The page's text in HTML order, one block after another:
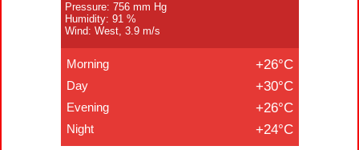
Pressure: 756 mm Hg
Humidity: 91 %
Wind: West, 3.9 m/s
Morning +26°C
Day +30°C
Evening +26°C
Night +24°C